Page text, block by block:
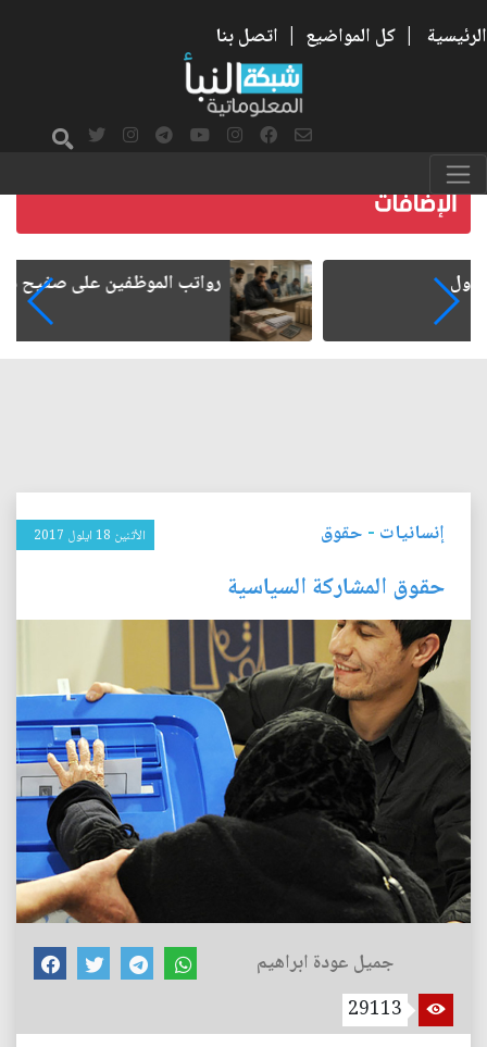
الرئيسية | كل المواضيع | اتصل بنا
رواتب الموظفين على صفيح ساخن
إنسانيات - حقوق الأثنين 18 ايلول 2017
حقوق المشاركة السياسية
جميل عودة ابراهيم
29113